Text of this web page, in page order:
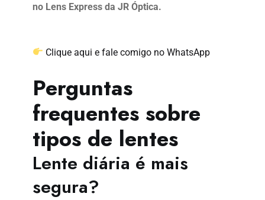
no Lens Express da JR Óptica.
Clique aqui e fale comigo no WhatsApp
Perguntas
frequentes sobre
tipos de lentes
Lente diária é mais
segura?